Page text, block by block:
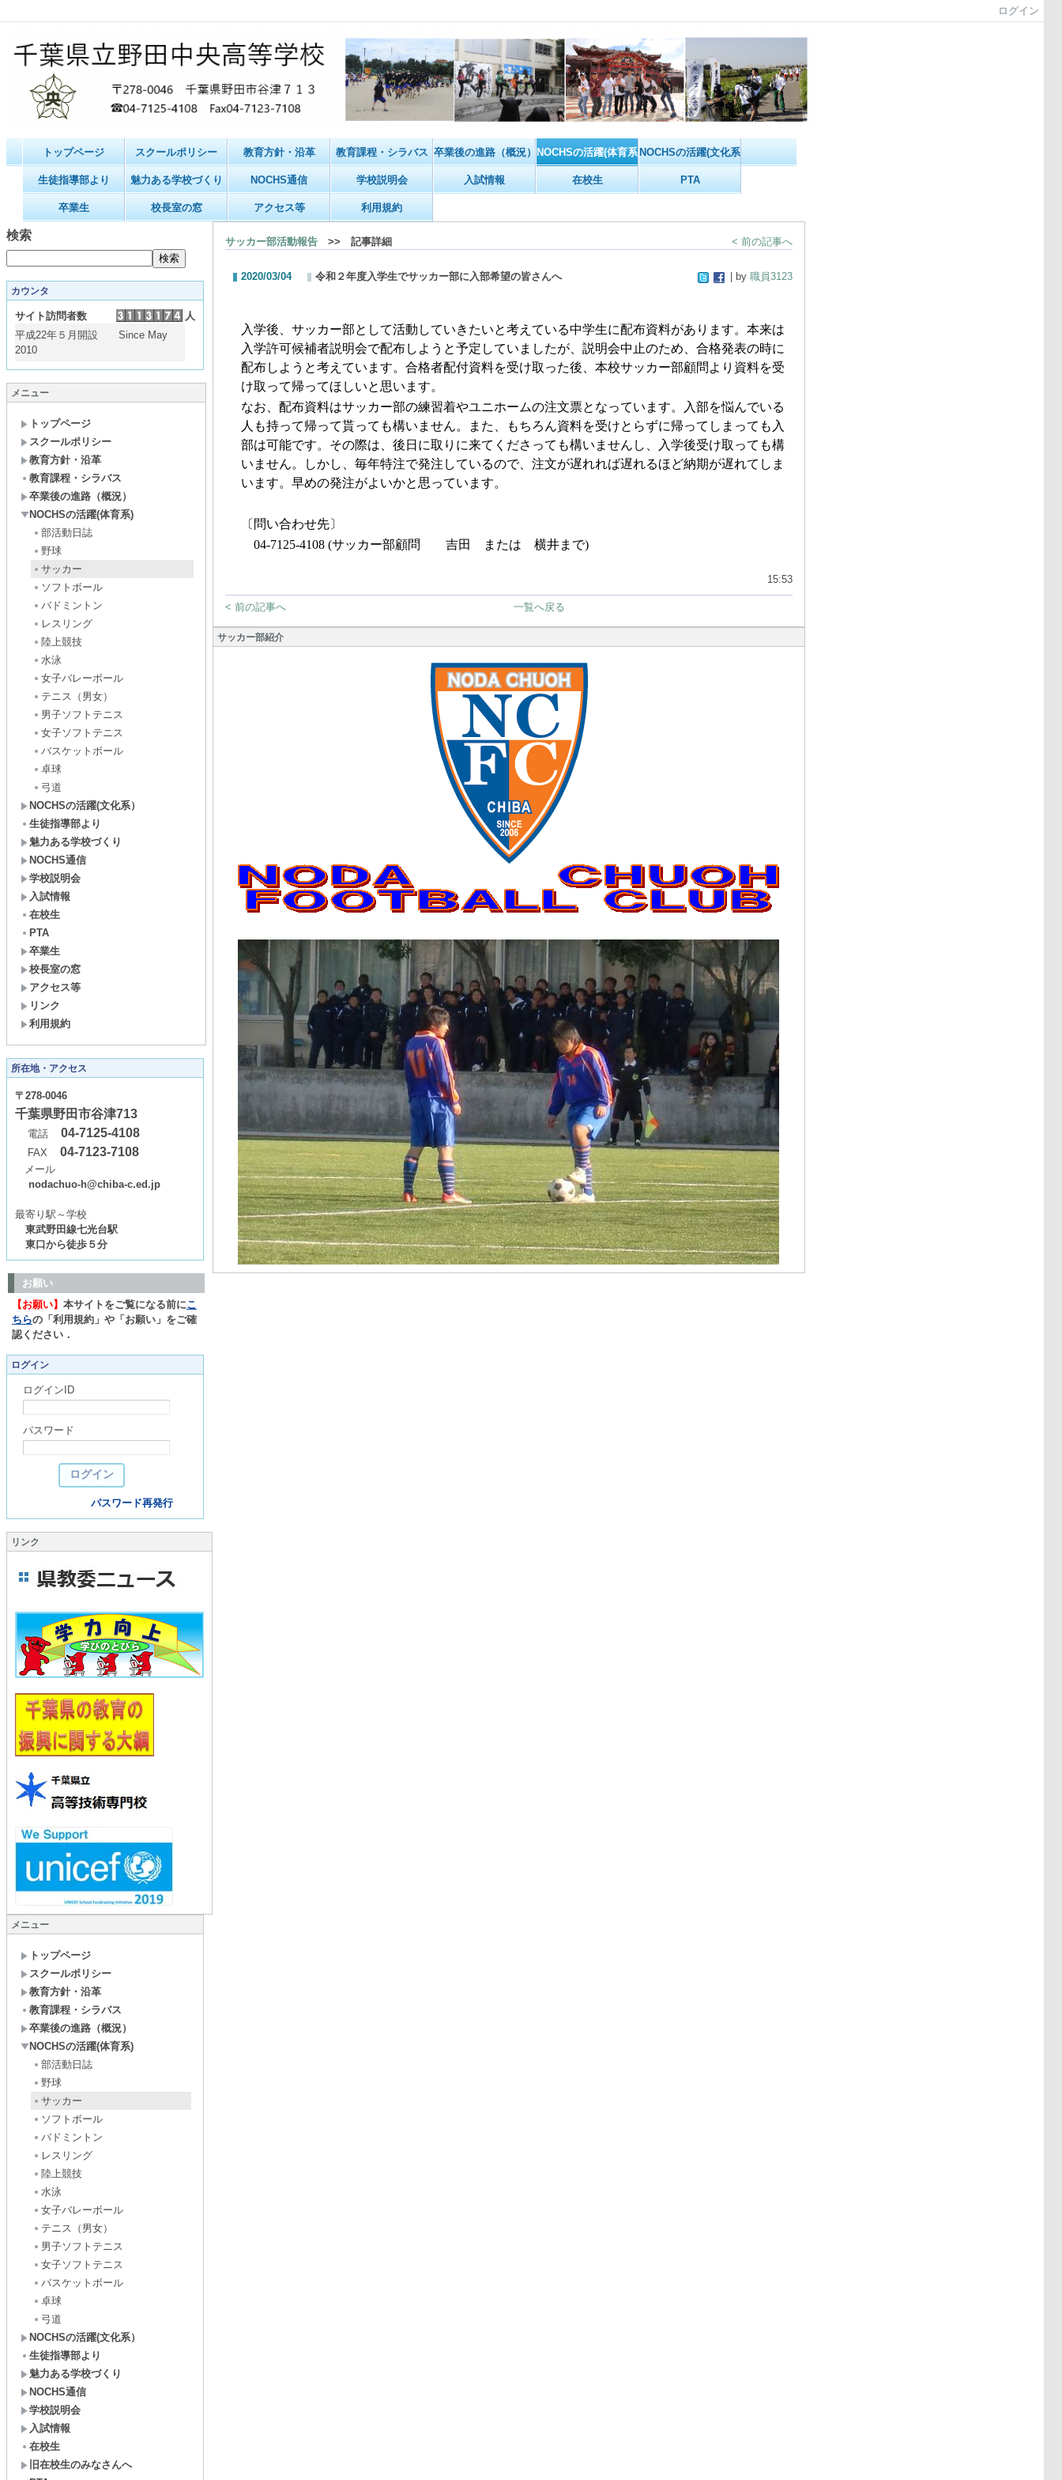
ログイン
トップページ スクールポリシー 教育方針・沿革 教育課程・シラバス 卒業後の進路（概況） NOCHSの活躍(体育系) NOCHSの活躍(文化系）
生徒指導部より 魅力ある学校づくり NOCHS通信 学校説明会 入試情報 在校生 PTA
卒業生 校長室の窓 アクセス等 利用規約
検索
カウンタ
サイト訪問者数
人
平成22年５月開設 Since May
2010
メニュー
トップページ
スクールポリシー
教育方針・沿革
教育課程・シラバス
卒業後の進路（概況）
NOCHSの活躍(体育系)
部活動日誌
野球
サッカー
ソフトボール
バドミントン
レスリング
陸上競技
水泳
女子バレーボール
テニス（男女）
男子ソフトテニス
女子ソフトテニス
バスケットボール
卓球
弓道
NOCHSの活躍(文化系）
生徒指導部より
魅力ある学校づくり
NOCHS通信
学校説明会
入試情報
在校生
PTA
卒業生
校長室の窓
アクセス等
リンク
利用規約
所在地・アクセス
〒278-0046
千葉県野田市谷津713
電話 04-7125-4108
FAX 04-7123-7108
メール
nodachuo-h@chiba-c.ed.jp
最寄り駅～学校
東武野田線七光台駅
東口から徒歩５分
お願い
【お願い】 本サイトをご覧になる前にこ
ちらの「利用規約」や「お願い」をご確
認ください．
ログイン
ログインID
パスワード
パスワード再発行
リンク
メニュー
トップページ
スクールポリシー
教育方針・沿革
教育課程・シラバス
卒業後の進路（概況）
NOCHSの活躍(体育系)
部活動日誌
野球
サッカー
ソフトボール
バドミントン
レスリング
陸上競技
水泳
女子バレーボール
テニス（男女）
男子ソフトテニス
女子ソフトテニス
バスケットボール
卓球
弓道
NOCHSの活躍(文化系）
生徒指導部より
魅力ある学校づくり
NOCHS通信
学校説明会
入試情報
在校生
旧在校生のみなさんへ
サッカー部活動報告 >> 記事詳細 < 前の記事へ
2020/03/04 令和２年度入学生でサッカー部に入部希望の皆さんへ | by 職員3123
入学後、サッカー部として活動していきたいと考えている中学生に配布資料があります。本来は
入学許可候補者説明会で配布しようと予定していましたが、説明会中止のため、合格発表の時に
配布しようと考えています。合格者配付資料を受け取った後、本校サッカー部顧問より資料を受
け取って帰ってほしいと思います。
なお、配布資料はサッカー部の練習着やユニホームの注文票となっています。入部を悩んでいる
人も持って帰って貰っても構いません。また、もちろん資料を受けとらずに帰ってしまっても入
部は可能です。その際は、後日に取りに来てくださっても構いませんし、入学後受け取っても構
いません。しかし、毎年特注で発注しているので、注文が遅れれば遅れるほど納期が遅れてしま
います。早めの発注がよいかと思っています。
〔問い合わせ先〕
04-7125-4108 (サッカー部顧問 吉田 または 横井まで)
15:53
< 前の記事へ 一覧へ戻る
サッカー部紹介